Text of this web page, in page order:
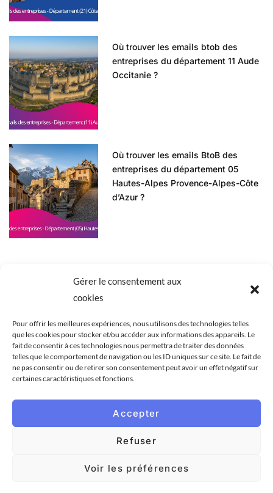
Gérer le consentement aux
cookies
Pour offrir les meilleures expériences, nous utilisons des technologies telles
que les cookies pour stocker et/ou accéder aux informations des appareils. Le
fait de consentir à ces technologies nous permettra de traiter des données
telles que le comportement de navigation ou les ID uniques sur ce site. Le fait de
ne pas consentir ou de retirer son consentement peut avoir un effet négatif sur
certaines caractéristiques et fonctions.
Accepter
Refuser
Voir les préférences
Où trouver les emails btob des
entreprises du département 11 Aude
Occitanie ?
Où trouver les emails BtoB des
entreprises du département 05
Hautes-Alpes Provence-Alpes-Côte
d’Azur ?
ACCUEIL BLOG
BASES DE DONNÉES
ZONE GÉOGRAPHIQUE
CONSEILS
NOTRE SITE
NOS LIENS
données BtoB ?
Visitez notre site